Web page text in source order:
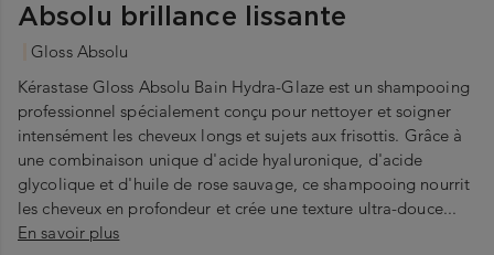
Absolu brillance lissante
Gloss Absolu
Kérastase Gloss Absolu Bain Hydra-Glaze est un shampooing
professionnel spécialement conçu pour nettoyer et soigner
intensément les cheveux longs et sujets aux frisottis. Grâce à
une combinaison unique d'acide hyaluronique, d'acide
glycolique et d'huile de rose sauvage, ce shampooing nourrit
les cheveux en profondeur et crée une texture ultra-douce...
En savoir plus